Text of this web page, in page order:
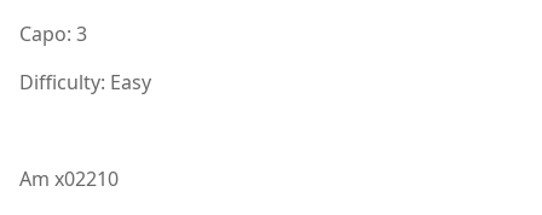
Capo: 3
Difficulty: Easy
Am x02210